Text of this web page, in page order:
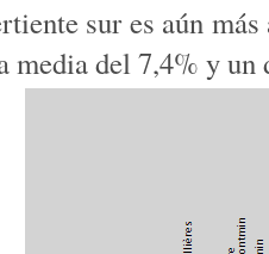
sur es aún
media del 7,4% y un